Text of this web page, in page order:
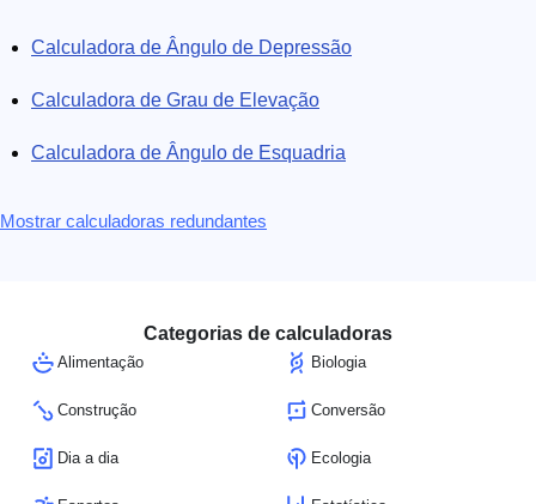
Calculadora de Ângulo de Depressão
Calculadora de Grau de Elevação
Calculadora de Ângulo de Esquadria
Mostrar calculadoras redundantes
Categorias de calculadoras
Alimentação Biologia
Construção Conversão
Dia a dia Ecologia